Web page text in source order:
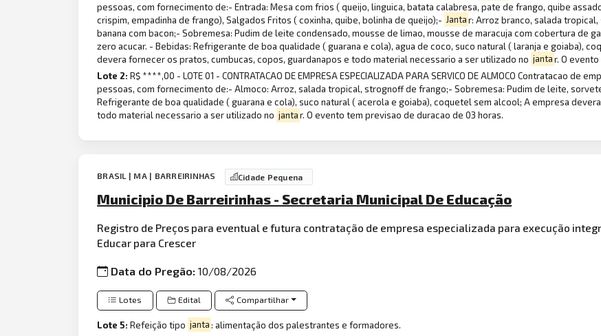
pessoas, com fornecimento de:- Entrada: Mesa com frios ( queijo, linguica, batata calabresa, pate de frango, quibe
crispim, empadinha de frango), Salgados Fritos ( coxinha, quibe, bolinha de queijo);- Jantar: Arroz branco, salada
banana com bacon;- Sobremesa: Pudim de leite condensado, mousse de limao, mousse de maracuja com cobertura de
zero acucar. - Bebidas: Refrigerante de boa qualidade ( guarana e cola), agua de coco, suco natural ( laranja e goiaba),
devera fornecer os pratos, cumbucas, copos, guardanapos e todo material necessario a ser utilizado no jantar. O
Lote 2:R$ ****,00 - LOTE 01 - CONTRATACAO DE EMPRESA ESPECIALIZADA PARA SERVICO DE ALMOCO Contratacao
pessoas, com fornecimento de:- Almoco: Arroz, salada tropical, strognoff de frango;- Sobremesa: Pudim de leite,
Refrigerante de boa qualidade ( guarana e cola), suco natural ( acerola e goiaba), coquetel sem alcool; A empresa
todo material necessario a ser utilizado no jantar. O evento tem previsao de duracao de 03 horas.
BRASIL | MA | BARREIRINHAS Cidade Pequena
Municipio De Barreirinhas - Secretaria Municipal De Educação
Registro de Preços para eventual e futura contratação de empresa especializada para execução
Educar para Crescer
Data do Pregão:10/08/2026
Lotes Edital Compartilhar
Lote 5:Refeição tipo janta: alimentação dos palestrantes e formadores.